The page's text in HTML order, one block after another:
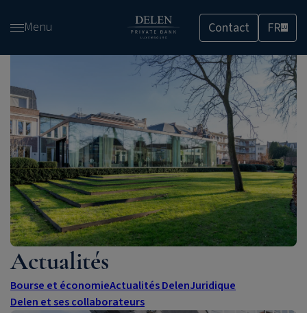
contenu
Menu Contact FRLU
Actualités
Bourse et économieActualités DelenJuridique
Delen et ses collaborateurs